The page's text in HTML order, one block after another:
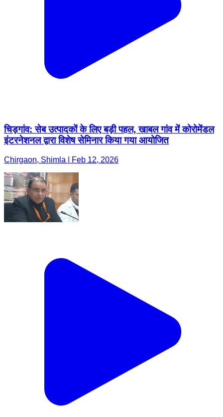
चिड़गांव: सेब उत्पादकों के लिए बड़ी पहल, खाबल गांव में कोरोमेंडल
इंटरनेशनल द्वारा विशेष सेमिनार किया गया आयोजित
Chirgaon, Shimla | Feb 12, 2026